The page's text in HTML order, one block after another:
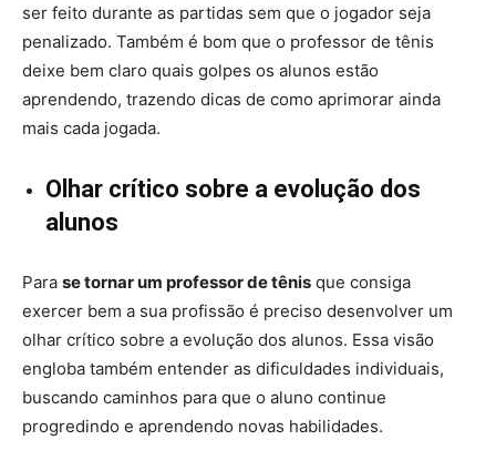
ser feito durante as partidas sem que o jogador seja
penalizado. Também é bom que o professor de tênis
deixe bem claro quais golpes os alunos estão
aprendendo, trazendo dicas de como aprimorar ainda
mais cada jogada.
Olhar crítico sobre a evolução dos
alunos
Para se tornar um professor de tênis que consiga
exercer bem a sua profissão é preciso desenvolver um
olhar crítico sobre a evolução dos alunos. Essa visão
engloba também entender as dificuldades individuais,
buscando caminhos para que o aluno continue
progredindo e aprendendo novas habilidades.